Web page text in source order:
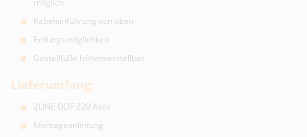
möglich
Kabeleinführung von oben
Erdungsmöglichkeit
Gestellfüße höhenverstellbar
Lieferumfang:
2LINE ODF 220 Aktiv
Montageanleitung